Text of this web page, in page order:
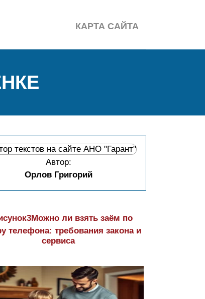
КАРТА САЙТА
Автор:
Орлов Григорий
Можно ли взять заём по
телефона: требования закона и
сервиса